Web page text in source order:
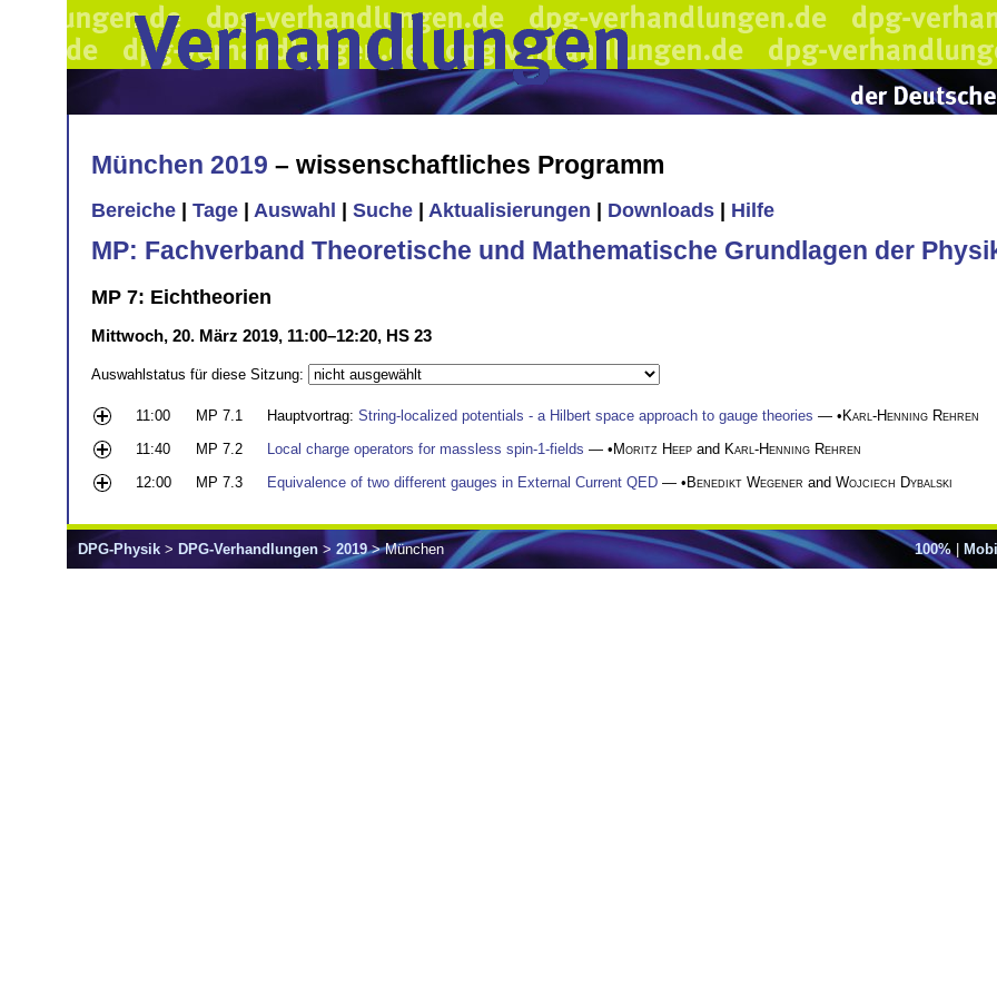
München 2019 – wissenschaftliches Programm
Bereiche Tage Auswahl Suche Aktualisierungen Downloads Hilfe
MP: Fachverband Theoretische und Mathematische Grundlagen der
MP 7: Eichtheorien
Mittwoch, 20. März 2019, 11:00–12:20, HS 23
Auswahlstatus für diese Sitzung:
11:00 MP 7.1 Hauptvortrag: String-localized potentials - a Hilbert space approach to gauge theories — •Karl-Henning Rehren
11:40
MP 7.2 Local charge operators for massless spin-1-fields — •Moritz Heep and Karl-Henning Rehren
12:00
MP 7.3 Equivalence of two different gauges in External Current QED — •Benedikt Wegener and Wojciech Dybalski
100%|
DPG-Physik > DPG-Verhandlungen > 2019> München